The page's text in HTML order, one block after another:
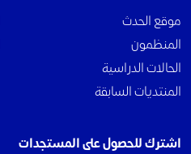
موقع الحدث
المنظمون
الحالات الدراسية
المنتديات السابقة
اشترك للحصول على المستجدات